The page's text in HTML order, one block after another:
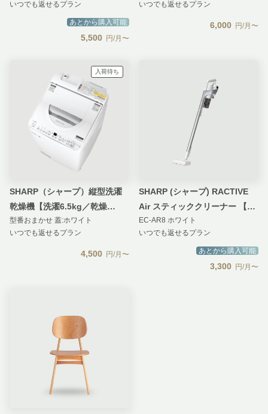
いつでも返せるプラン
あとから購入可能
5,500 円/月〜
いつでも返せるプラン
6,000 円/月〜
入荷待ち
SHARP（シャープ）縦型洗濯
乾燥機【洗濯6.5kg／乾燥
3.5kg】
型番おまかせ 蓋:ホワイト
いつでも返せるプラン
4,500 円/月〜
SHARP (シャープ) RACTIVE
Air スティッククリーナー 【ア
ドバンスモデル】
EC-AR8 ホワイト
いつでも返せるプラン
あとから購入可能
3,300 円/月〜